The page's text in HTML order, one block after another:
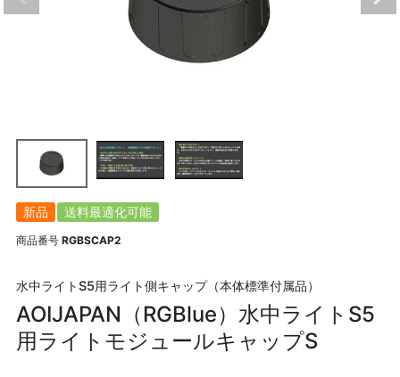
新品 送料最適化可能
商品番号 RGBSCAP2
水中ライトS5用ライト側キャップ（本体標準付属品）
AOIJAPAN（RGBlue）水中ライトS5
用ライトモジュールキャップS